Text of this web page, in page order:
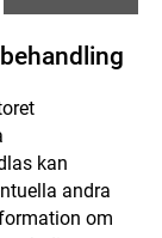
kan
andra
om